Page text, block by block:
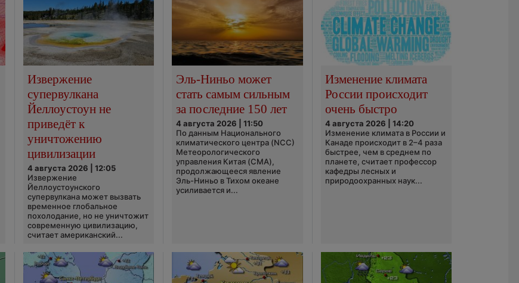
Извержение
супервулкана
Йеллоустоун не
приведёт к
уничтожению
цивилизации
4 августа 2026 | 12:05
Извержение
Йеллоустоунского
супервулкана может вызвать
временное глобальное
похолодание, но не уничтожит
современную цивилизацию,
считает американский...
Эль-Ниньо может
стать самым сильным
за последние 150 лет
4 августа 2026 | 11:50
По данным Национального
климатического центра (NCC)
Метеорологического
управления Китая (CMA),
продолжающееся явление
Эль-Ниньо в Тихом океане
усиливается и...
Изменение климата
России происходит
очень быстро
4 августа 2026 | 14:20
Изменение климата в России и
Канаде происходит в 2–4 раза
быстрее, чем в среднем по
планете, считает профессор
кафедры лесных и
природоохранных наук...